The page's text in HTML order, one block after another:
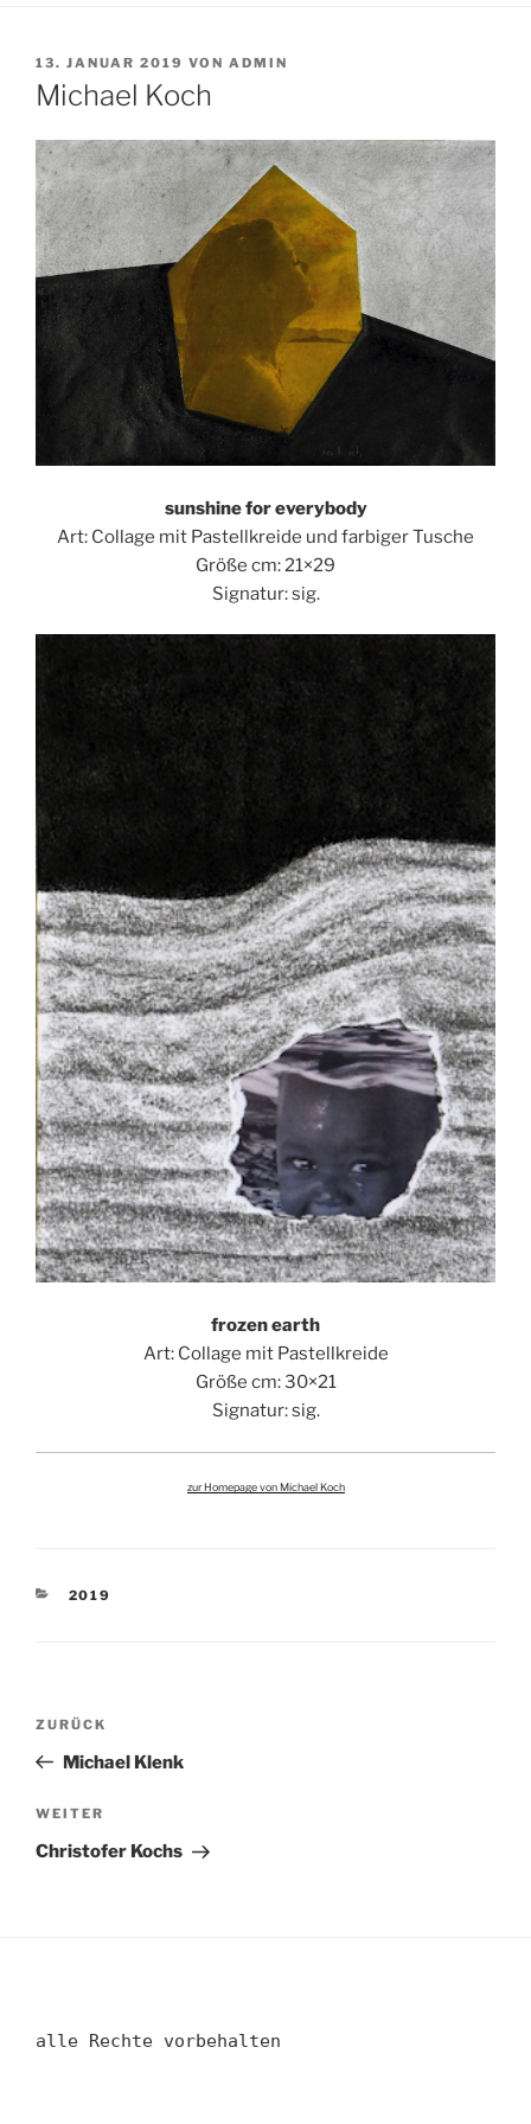
VERÖFFENTLICHT
AM
13. JANUAR 2019 VON ADMIN
Michael Koch
sunshine for everybody
Art: Collage mit Pastellkreide und farbiger Tusche
Größe cm: 21×29
Signatur: sig.
frozen earth
Art: Collage mit Pastellkreide
Größe cm: 30×21
Signatur: sig.
zur Homepage von Michael Koch
KATEGORIEN
2019
Beitragsnavigation
Vorheriger
Beitrag
ZURÜCK
Michael Klenk
Nächster
Beitrag
WEITER
Christofer Kochs
alle Rechte vorbehalten